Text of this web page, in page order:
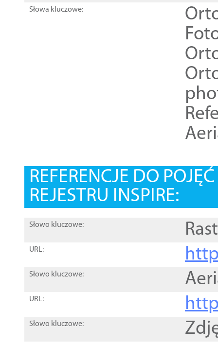
Słowa kluczowe:
REFERENCJE DO
REJESTRU INSPIRE:
Słowo kluczowe:
URL:
Słowo kluczowe:
URL:
Słowo kluczowe: